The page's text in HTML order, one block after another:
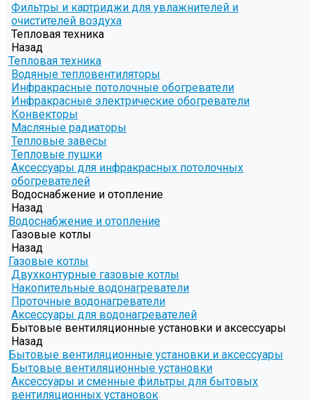
Фильтры и картриджи для увлажнителей и
очистителей воздуха
Тепловая техника
Назад
Тепловая техника
Водяные тепловентиляторы
Инфракрасные потолочные обогреватели
Инфракрасные электрические обогреватели
Конвекторы
Масляные радиаторы
Тепловые завесы
Тепловые пушки
Аксессуары для инфракрасных потолочных
обогревателей
Водоснабжение и отопление
Назад
Водоснабжение и отопление
Газовые котлы
Назад
Газовые котлы
Двухконтурные газовые котлы
Накопительные водонагреватели
Проточные водонагреватели
Аксессуары для водонагревателей
Бытовые вентиляционные установки и аксессуары
Назад
Бытовые вентиляционные установки и аксессуары
Бытовые вентиляционные установки
Аксессуары и сменные фильтры для бытовых
вентиляционных установок